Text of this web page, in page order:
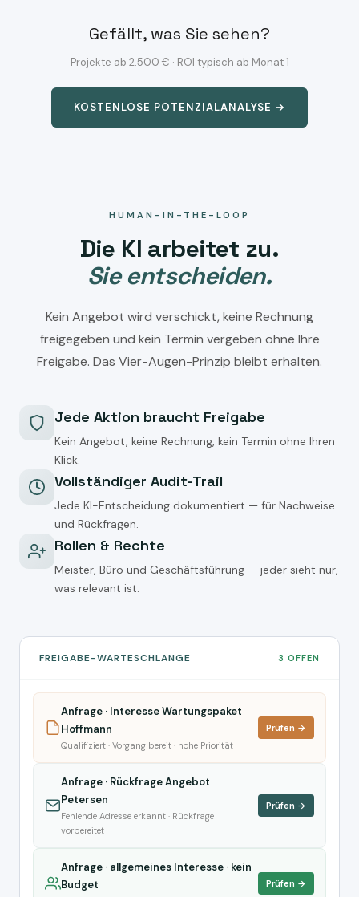
Gefällt, was Sie sehen?
Projekte ab 2.500 € · ROI typisch ab Monat 1
KOSTENLOSE POTENZIALANALYSE →
HUMAN-IN-THE-LOOP
Die KI arbeitet zu.
Sie entscheiden.
Kein Angebot wird verschickt, keine Rechnung
freigegeben und kein Termin vergeben ohne Ihre
Freigabe. Das Vier-Augen-Prinzip bleibt erhalten.
Jede Aktion braucht Freigabe
Kein Angebot, keine Rechnung, kein Termin ohne Ihren
Klick.
Vollständiger Audit-Trail
Jede KI-Entscheidung dokumentiert — für Nachweise
und Rückfragen.
Rollen & Rechte
Meister, Büro und Geschäftsführung — jeder sieht nur,
was relevant ist.
FREIGABE-WARTESCHLANGE 3 OFFEN
Anfrage · Interesse Wartungspaket
Hoffmann
Qualifiziert · Vorgang bereit · hohe Priorität
Prüfen →
Anfrage · Rückfrage Angebot
Petersen
Fehlende Adresse erkannt · Rückfrage
vorbereitet
Prüfen →
Anfrage · allgemeines Interesse · kein
Budget
Prüfen →